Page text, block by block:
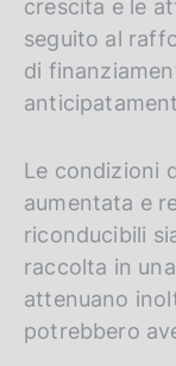
crescita e le
seguito al
di
Le condizioni
aumentata e
riconducibili
raccolta in
attenuano
potrebbero